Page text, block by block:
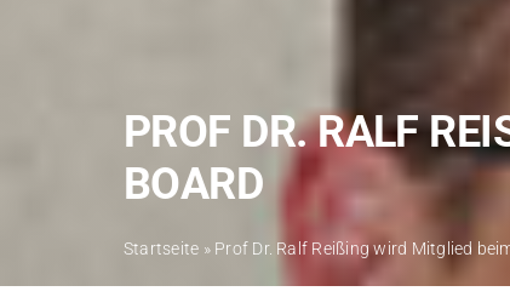
PROF DR. RALF
OARD
Startseite » Prof Dr. Ralf Reißing wird Mitglied